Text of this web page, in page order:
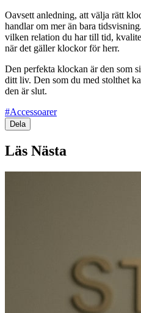
Oavsett anledning, att välja rätt
handlar om mer än bara
vilken relation du har till tid,
när det gäller klockor för herr.
Den perfekta klockan är den som
ditt liv. Den som du med stolthet
den är slut.
#Accessoarer
Dela
Läs Nästa